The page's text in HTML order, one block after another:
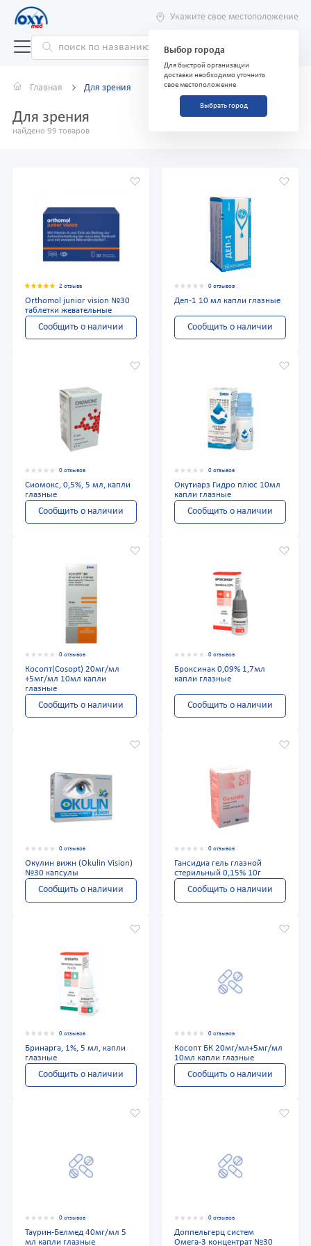
Укажите свое местоположение
Выбор города
Для быстрой организации
доставки необходимо уточнить
свое местоположение
Выбрать город
Главная Для зрения
Для зрения
найдено 99 товаров
2 отзыва
Orthomol junior vision №30
таблетки жевательные
Сообщить о наличии
0 отзывов
Деп-1 10 мл капли глазные
Сообщить о наличии
0 отзывов
Сиомокс, 0,5%, 5 мл, капли
глазные
Сообщить о наличии
0 отзывов
Окутиарз Гидро плюс 10мл
капли глазные
Сообщить о наличии
0 отзывов
Косопт(Cosopt) 20мг/мл
+5мг/мл 10мл капли
глазные
Сообщить о наличии
0 отзывов
Броксинак 0,09% 1,7мл
капли глазные
Сообщить о наличии
0 отзывов
Окулин вижн (Okulin Vision)
№30 капсулы
Сообщить о наличии
0 отзывов
Гансидиа гель глазной
стерильный 0,15% 10г
Сообщить о наличии
0 отзывов
Бринарга, 1%, 5 мл, капли
глазные
Сообщить о наличии
0 отзывов
Косопт БК 20мг/мл+5мг/мл
10мл капли глазные
Сообщить о наличии
0 отзывов
Таурин-Белмед 40мг/мл 5
мл капли глазные
0 отзывов
Доппельгерц систем
Омега-3 концентрат №30